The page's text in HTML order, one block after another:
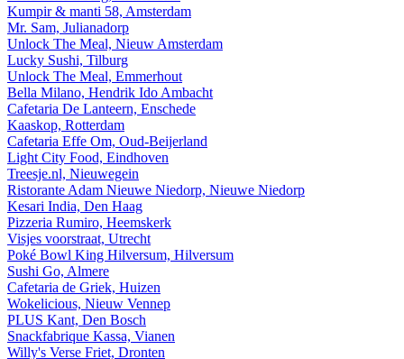
Kumpir & manti 58, Amsterdam
Mr. Sam, Julianadorp
Unlock The Meal, Nieuw Amsterdam
Lucky Sushi, Tilburg
Unlock The Meal, Emmerhout
Bella Milano, Hendrik Ido Ambacht
Cafetaria De Lanteern, Enschede
Kaaskop, Rotterdam
Cafetaria Effe Om, Oud-Beijerland
Light City Food, Eindhoven
Treesje.nl, Nieuwegein
Ristorante Adam Nieuwe Niedorp, Nieuwe Niedorp
Kesari India, Den Haag
Pizzeria Rumiro, Heemskerk
Visjes voorstraat, Utrecht
Poké Bowl King Hilversum, Hilversum
Sushi Go, Almere
Cafetaria de Griek, Huizen
Wokelicious, Nieuw Vennep
PLUS Kant, Den Bosch
Snackfabrique Kassa, Vianen
Willy's Verse Friet, Dronten